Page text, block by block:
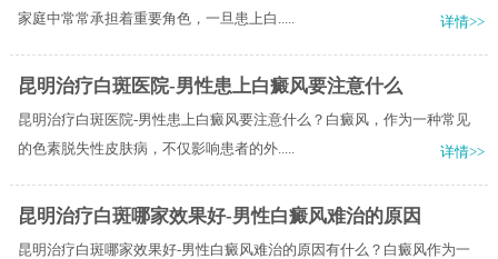
家庭中常常承担着重要角色，一旦患上白.....
详情>>
昆明治疗白斑医院-男性患上白癜风要注意什么
昆明治疗白斑医院-男性患上白癜风要注意什么？白癜风，作为一种常见
的色素脱失性皮肤病，不仅影响患者的外.....
详情>>
昆明治疗白斑哪家效果好-男性白癜风难治的原因
昆明治疗白斑哪家效果好-男性白癜风难治的原因有什么？白癜风作为一